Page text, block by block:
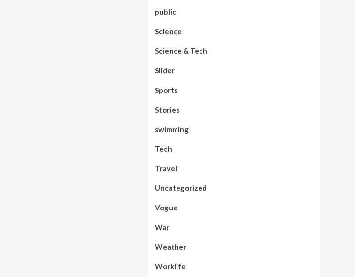
public
Science
Science & Tech
Slider
Sports
Stories
swimming
Tech
Travel
Uncategorized
Vogue
War
Weather
Worklife